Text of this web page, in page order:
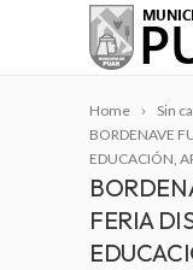
Home
Sin
BORDENAVE
EDUCACIÓN,
FERIA